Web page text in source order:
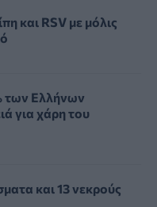
και RSV με μόλις
των Ελλήνων
για χάρη του
και 13 νεκρούς